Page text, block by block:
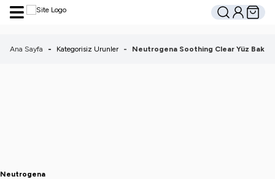
Hesabım
Sepetim
Ana Sayfa - Kategorisiz Urunler - Neutrogena Soothing Clear Yüz
Neutrogena